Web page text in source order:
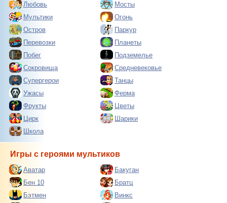
Любовь
Мосты
Мультики
Огонь
Остров
Паркур
Перевозки
Планеты
Побег
Подземелье
Сокровища
Средневековье
Супергерои
Танцы
Ужасы
Ферма
Фрукты
Цветы
Цирк
Шарики
Школа
Игры с героями мультиков
Аватар
Бакуган
Бен 10
Братц
Бэтмен
Винкс